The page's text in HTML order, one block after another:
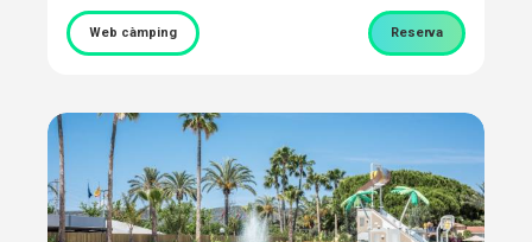
Web càmping Reserva